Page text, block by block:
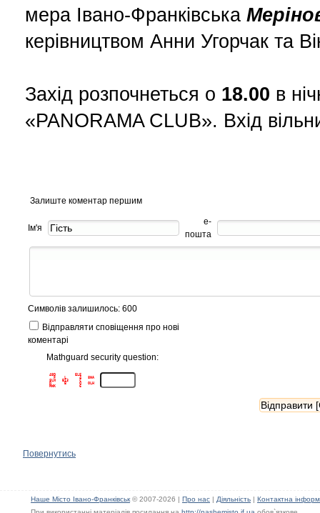
мера Івано-Франківська
керівництвом Анни Угорчак та
Захід розпочнеться о 18.00 в
«PANORAMA CLUB». Вхід
Залиште коментар першим
Ім'я
е-
пошта
Символів залишилось: 600
Відправляти сповіщення про нові
коментарі
Mathguard security question:
48D         ELE
  F    L      4   8WA
8LN   B13     C
D      B      Q   OLH
Повернутись
Наше Місто Івано-Франківськ © 2007-2026 | Про нас | Діяльність | Контактна